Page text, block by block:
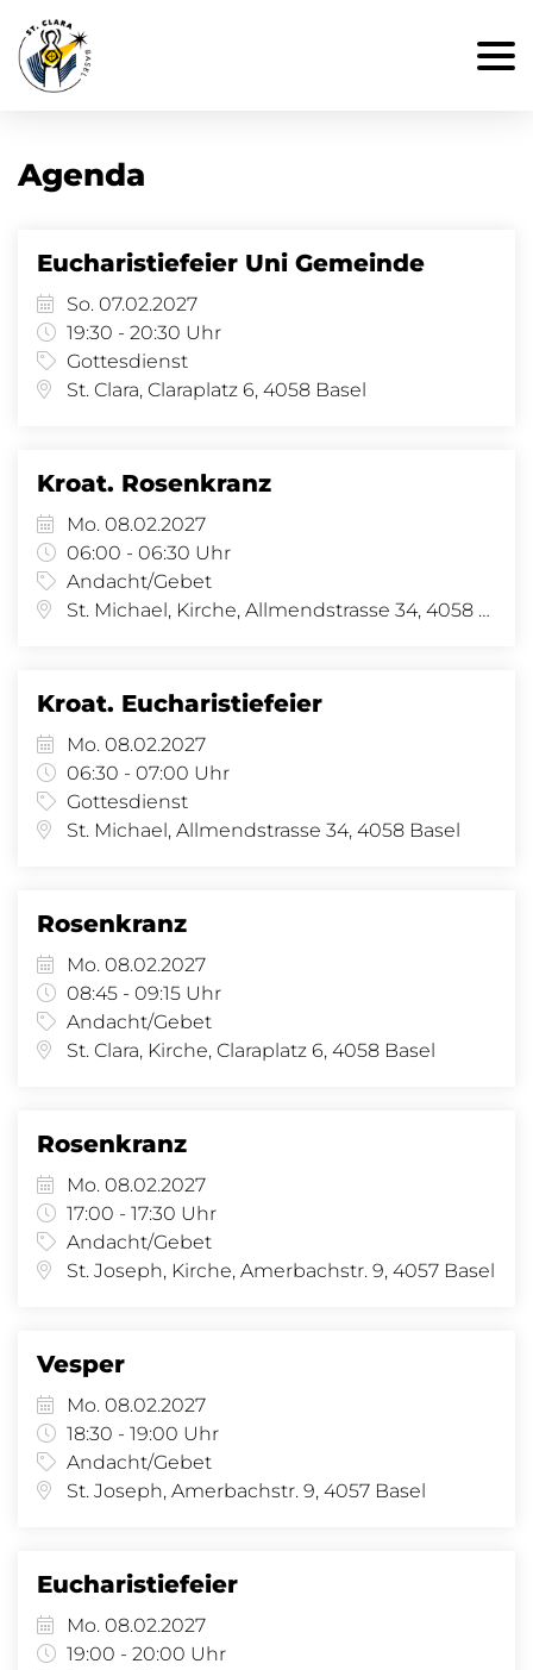
Agenda
Eucharistiefeier Uni Gemeinde
So. 07.02.2027
19:30 - 20:30 Uhr
Gottesdienst
St. Clara, Claraplatz 6, 4058 Basel
Kroat. Rosenkranz
Mo. 08.02.2027
06:00 - 06:30 Uhr
Andacht/Gebet
St. Michael, Kirche, Allmendstrasse 34, 4058 Basel
Kroat. Eucharistiefeier
Mo. 08.02.2027
06:30 - 07:00 Uhr
Gottesdienst
St. Michael, Allmendstrasse 34, 4058 Basel
Rosenkranz
Mo. 08.02.2027
08:45 - 09:15 Uhr
Andacht/Gebet
St. Clara, Kirche, Claraplatz 6, 4058 Basel
Rosenkranz
Mo. 08.02.2027
17:00 - 17:30 Uhr
Andacht/Gebet
St. Joseph, Kirche, Amerbachstr. 9, 4057 Basel
Vesper
Mo. 08.02.2027
18:30 - 19:00 Uhr
Andacht/Gebet
St. Joseph, Amerbachstr. 9, 4057 Basel
Eucharistiefeier
Mo. 08.02.2027
19:00 - 20:00 Uhr